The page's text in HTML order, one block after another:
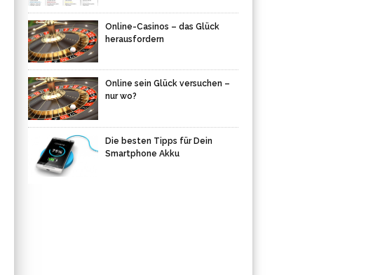
Online-Casinos – das Glück
herausfordern
Online sein Glück versuchen –
nur wo?
Die besten Tipps für Dein
Smartphone Akku